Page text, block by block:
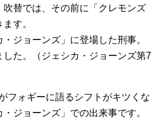
替では、その前に「クレモンズ
す。
ジョーンズ」に登場した刑事。
た。（ジェシカ・ジョーンズ第7
フォギーに語るシフトがキツくな
ジョーンズ」での出来事です。